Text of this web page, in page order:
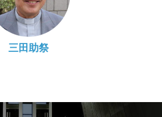
三田助祭